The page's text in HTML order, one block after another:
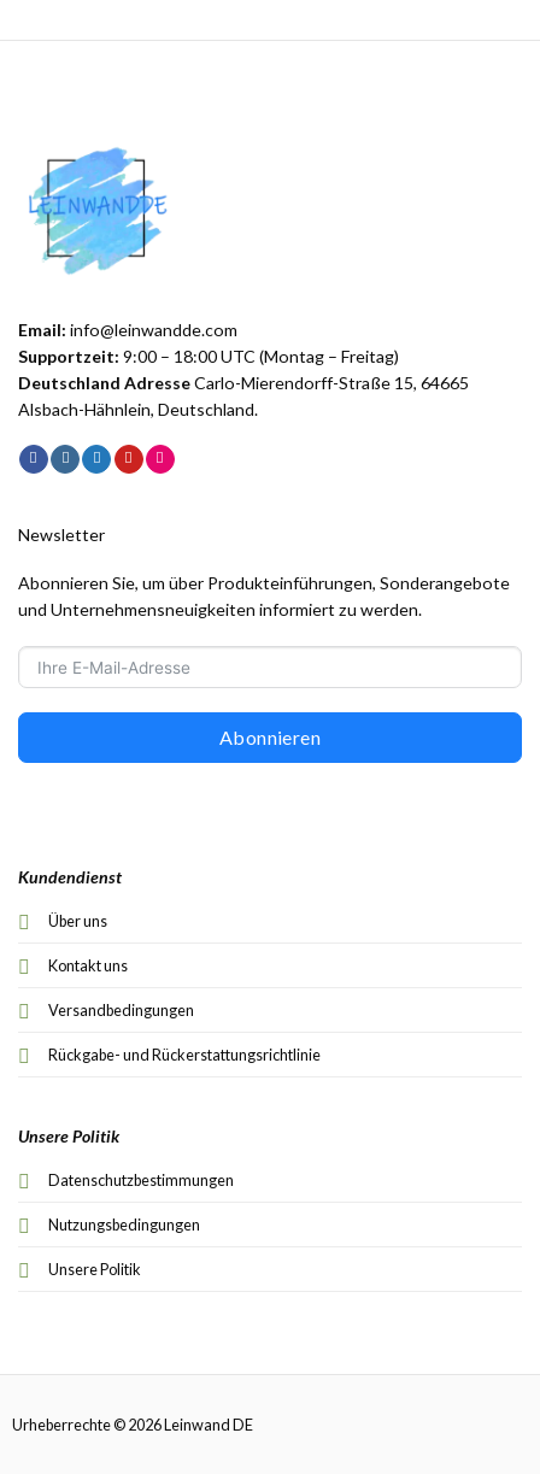
Email: info@leinwandde.com
Supportzeit: 9:00 – 18:00 UTC (Montag – Freitag)
Deutschland AdresseCarlo-Mierendorff-Straße 15, 64665
Alsbach-Hähnlein, Deutschland.
Kundendienst
Über uns
Kontakt uns
Versandbedingungen
Rückgabe- und Rückerstattungsrichtlinie
Unsere Politik
Datenschutzbestimmungen
Nutzungsbedingungen
Unsere Politik
Newsletter
Abonnieren Sie, um über Produkteinführungen, Sonderangebote
und Unternehmensneuigkeiten informiert zu werden.
Abonnieren
Urheberrechte © 2026 Leinwand DE